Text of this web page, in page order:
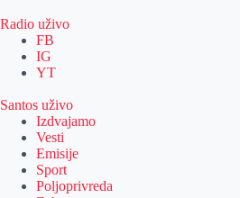
Radio uživo
FB
IG
YT
Santos uživo
Izdvajamo
Vesti
Emisije
Sport
Poljoprivreda